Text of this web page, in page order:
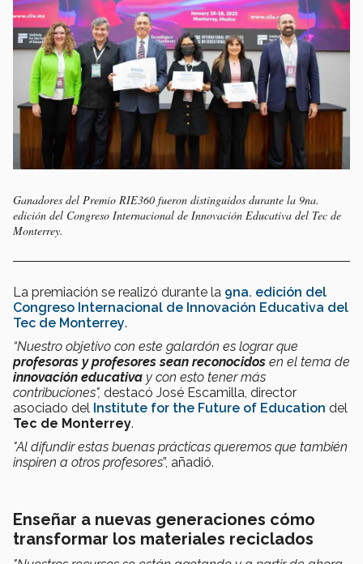
Ganadores del Premio RIE360 fueron distinguidos durante la 9na.
edición del Congreso Internacional de Innovación Educativa del Tec de
Monterrey.
La premiación se realizó durante la 9na. edición del
Congreso Internacional de Innovación Educativa del
Tec de Monterrey.
“Nuestro objetivo con este galardón es lograr que
profesoras y profesores sean reconocidos en el tema de
innovación educativa y con esto tener más
contribuciones", destacó José Escamilla, director
asociado del Institute for the Future of Education del
Tec de Monterrey.
"Al difundir estas buenas prácticas queremos que también
inspiren a otros profesores”, añadió.
Enseñar a nuevas generaciones cómo
transformar los materiales reciclados